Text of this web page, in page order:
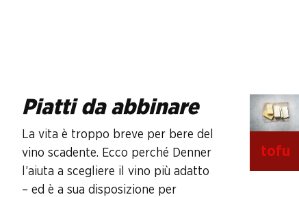
Piatti da abbinare
La vita è troppo breve per bere del
vino scadente. Ecco perché Denner
l’aiuta a scegliere il vino più adatto
– ed è a sua disposizione per
tofu